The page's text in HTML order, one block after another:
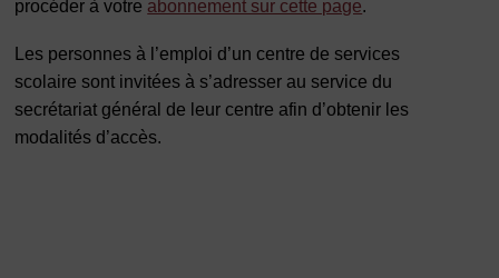
procéder à votre abonnement sur cette page.
Les personnes à l’emploi d’un centre de services
scolaire sont invitées à s’adresser au service du
secrétariat général de leur centre afin d’obtenir les
modalités d’accès.